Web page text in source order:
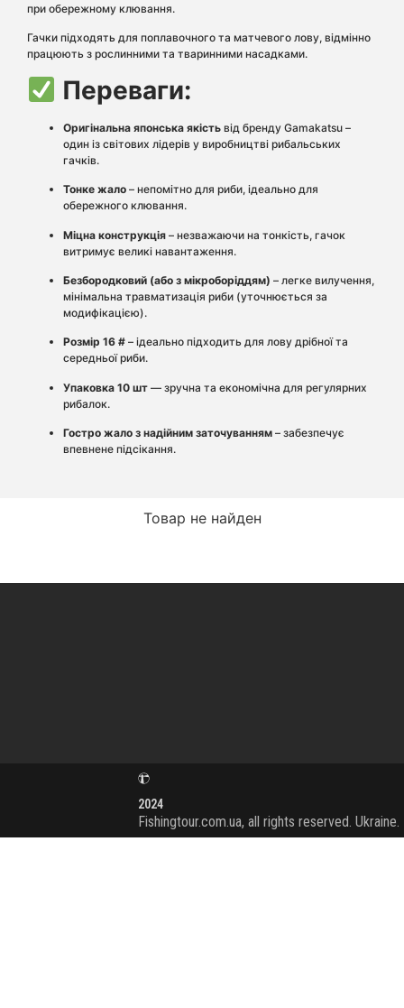
при обережному клювання.
Гачки підходять для поплавочного та матчевого лову, відмінно
працюють з рослинними та тваринними насадками.
Переваги:
Оригінальна японська якість від бренду Gamakatsu –
один із світових лідерів у виробництві рибальських
гачків.
Тонке жало – непомітно для риби, ідеально для
обережного клювання.
Міцна конструкція – незважаючи на тонкість, гачок
витримує великі навантаження.
Безбородковий (або з мікроборіддям) – легке вилучення,
мінімальна травматизація риби (уточнюється за
модифікацією).
Розмір 16 # – ідеально підходить для лову дрібної та
середньої риби.
Упаковка 10 шт — зручна та економічна для регулярних
рибалок.
Гостро жало з надійним заточуванням – забезпечує
впевнене підсікання.
Товар не найден
2024
Fishingtour.com.ua, all rights reserved. Ukraine.